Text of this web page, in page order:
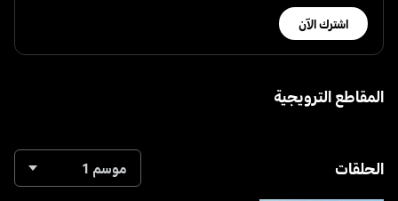
اشترك الآن
المقاطع الترويجية
الحلقات موسم 1